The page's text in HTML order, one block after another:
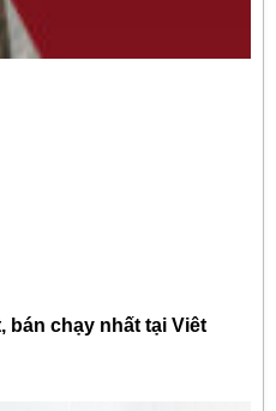
bán chạy nhất tại Viêt